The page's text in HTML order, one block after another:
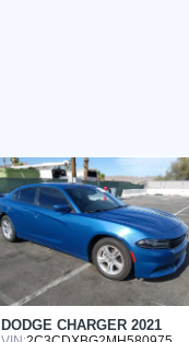
DODGE CHARGER 2021